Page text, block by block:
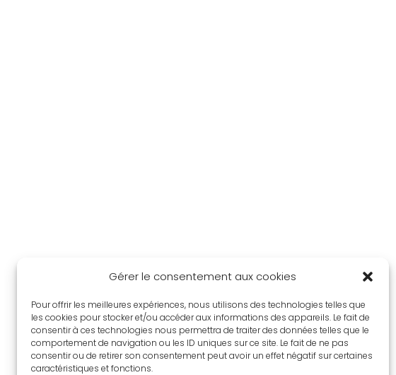
Gérer le consentement aux cookies
Pour offrir les meilleures expériences, nous utilisons des technologies telles que
les cookies pour stocker et/ou accéder aux informations des appareils. Le fait de
consentir à ces technologies nous permettra de traiter des données telles que le
comportement de navigation ou les ID uniques sur ce site. Le fait de ne pas
consentir ou de retirer son consentement peut avoir un effet négatif sur certaines
caractéristiques et fonctions.